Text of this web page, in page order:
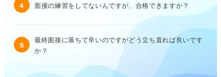
4 面接の練習をしてないんですが、合格できますか？
5
最終面接に落ちて辛いのですがどう立ち直れば良いです
か？